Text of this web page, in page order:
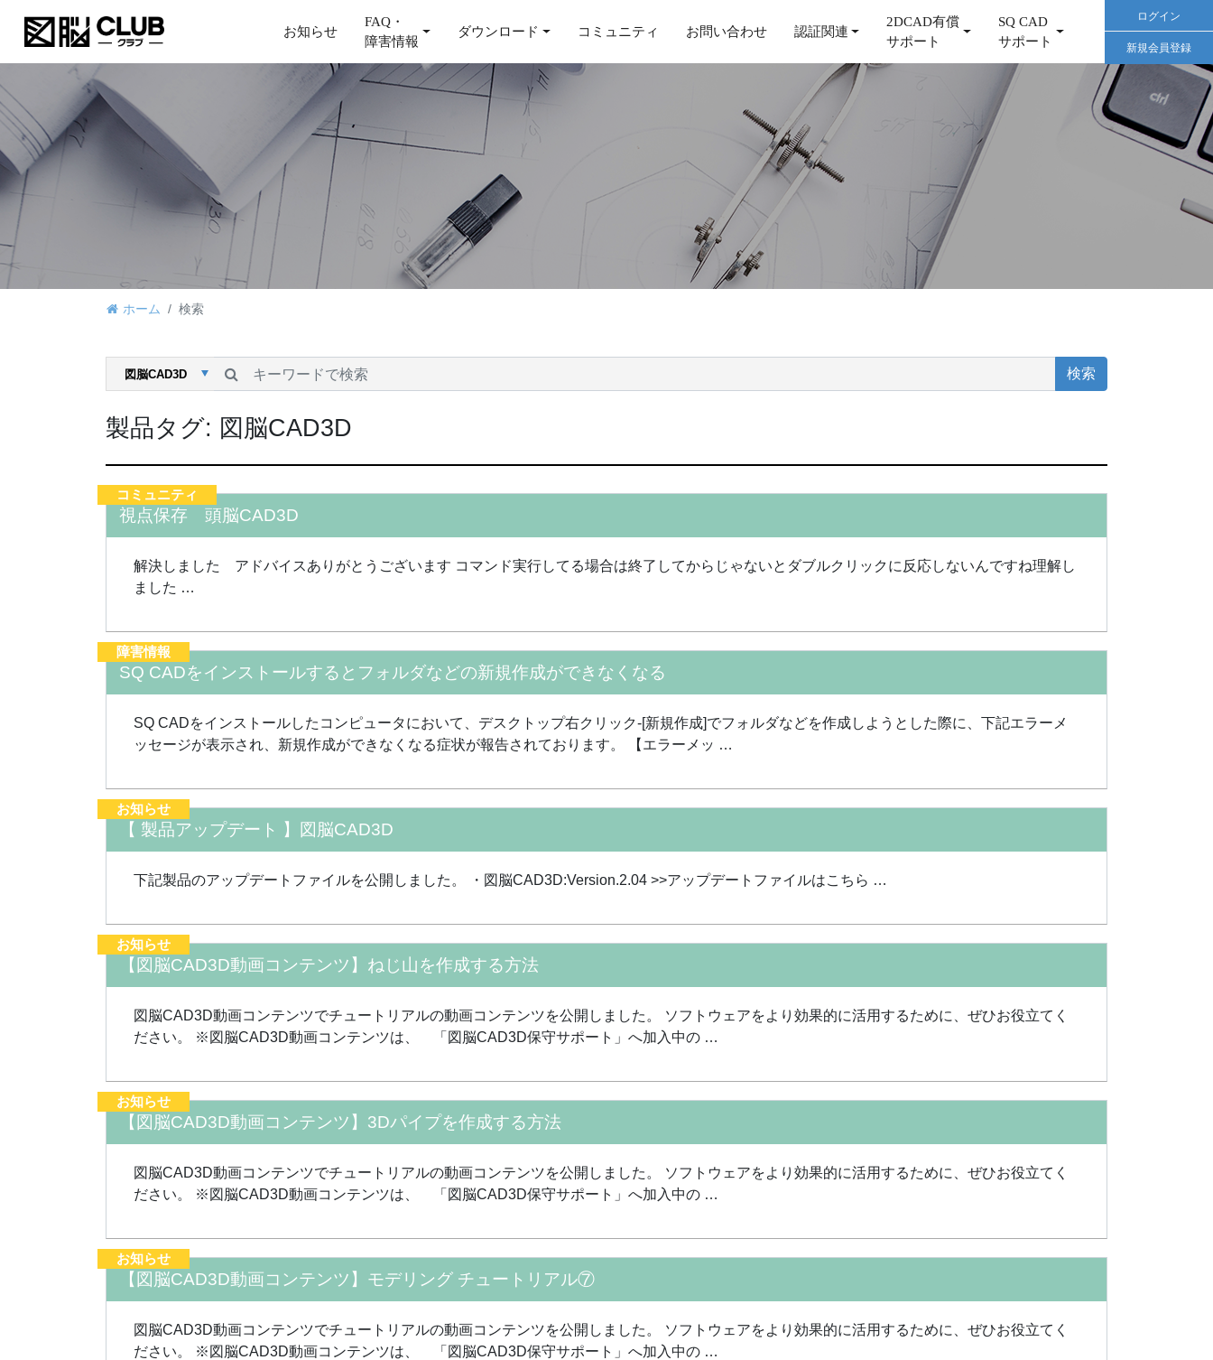
お知らせ
FAQ・
障害情報
ダウンロード コミュニティ お問い合わせ 認証関連
2DCAD有償
サポート
SQ CAD
サポート
ログイン
新規会員登録
ホーム 検索
検索
製品タグ: 図脳CAD3D
コミュニティ
視点保存 頭脳CAD3D
解決しました アドバイスありがとうございます コマンド実行してる場合は終了してからじゃないとダブルクリックに反応しないんですね理解し
ました …
障害情報
SQ CADをインストールするとフォルダなどの新規作成ができなくなる
SQ CADをインストールしたコンピュータにおいて、デスクトップ右クリック-[新規作成]でフォルダなどを作成しようとした際に、下記エラーメ
ッセージが表示され、新規作成ができなくなる症状が報告されております。 【エラーメッ …
お知らせ
【 製品アップデート 】図脳CAD3D
下記製品のアップデートファイルを公開しました。 ・図脳CAD3D:Version.2.04 >>アップデートファイルはこちら …
お知らせ
【図脳CAD3D動画コンテンツ】ねじ山を作成する方法
図脳CAD3D動画コンテンツでチュートリアルの動画コンテンツを公開しました。 ソフトウェアをより効果的に活用するために、ぜひお役立てく
ださい。 ※図脳CAD3D動画コンテンツは、 「図脳CAD3D保守サポート」へ加入中の …
お知らせ
【図脳CAD3D動画コンテンツ】3Dパイプを作成する方法
図脳CAD3D動画コンテンツでチュートリアルの動画コンテンツを公開しました。 ソフトウェアをより効果的に活用するために、ぜひお役立てく
ださい。 ※図脳CAD3D動画コンテンツは、 「図脳CAD3D保守サポート」へ加入中の …
お知らせ
【図脳CAD3D動画コンテンツ】モデリング チュートリアル⑦
図脳CAD3D動画コンテンツでチュートリアルの動画コンテンツを公開しました。 ソフトウェアをより効果的に活用するために、ぜひお役立てく
ださい。 ※図脳CAD3D動画コンテンツは、 「図脳CAD3D保守サポート」へ加入中の …